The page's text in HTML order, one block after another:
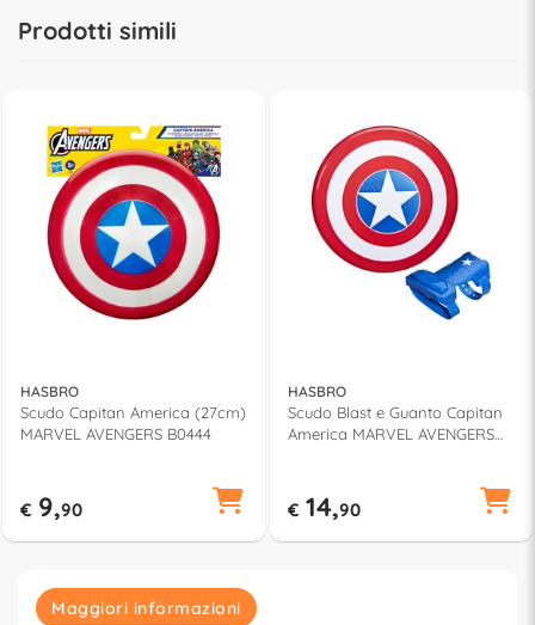
Prodotti simili
HASBRO
Scudo Capitan America (27cm)
MARVEL AVENGERS B0444
€ 9,90
HASBRO
Scudo Blast e Guanto Capitan
America MARVEL AVENGERS
€ 14,90
Maggiori informazioni